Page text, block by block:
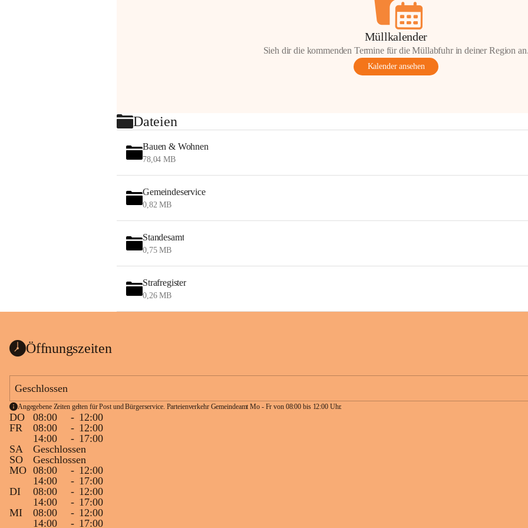
Müllkalender
Sieh dir die kommenden Termine für die Müllabfuhr in deiner Region
Kalender ansehen
Dateien
Bauen & Wohnen
78,04 MB
Gemeindeservice
0,82 MB
Standesamt
0,75 MB
Strafregister
0,26 MB
Öffnungszeiten
Geschlossen
Angegebene Zeiten gelten für Post und Bürgerservice. Parteienverkehr Gemeindeamt Mo - Fr von 08:00 bis 12:00 Uhr.
DO 08:00 - 12:00
FR
08:00 - 12:00
14:00
- 17:00
SA
Geschlossen
SO
Geschlossen
MO 08:00 - 12:00
14:00
- 17:00
DI
08:00 - 12:00
14:00
- 17:00
MI
08:00 - 12:00
14:00
- 17:00